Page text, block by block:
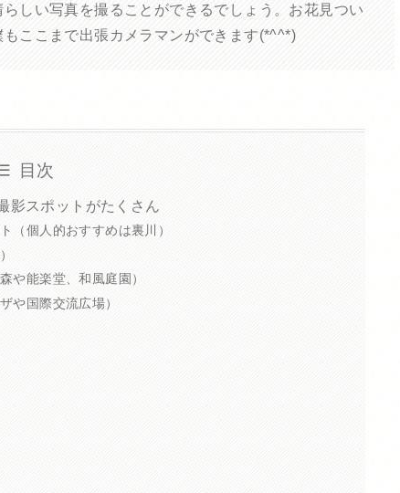
しい写真を撮ることができるでしょう。お花見つい
ここまで出張カメラマンができます(*^^*)
目次
影スポットがたくさん
（個人的おすすめは裏川）
や能楽堂、和風庭園）
や国際交流広場）